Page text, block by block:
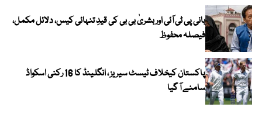
بانی پی ٹی آئی اور بشریٰ بی بی کی قیدِ تنہائی کیس، دلائل مکمل،
فیصلہ محفوظ
پاکستان کیخلاف ٹیسٹ سیریز ، انگلینڈ کا 16 رکنی اسکواڈ
سامنے آ گیا